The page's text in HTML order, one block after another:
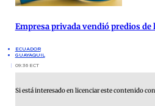
Empresa privada vendió predios de
ECUADOR
GUAYAQUIL
09:36 ECT
Si está interesado en licenciar este contenido